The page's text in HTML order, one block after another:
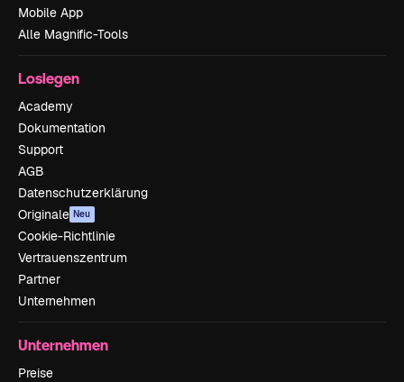
Mobile App
Alle Magnific-Tools
Loslegen
Academy
Dokumentation
Support
AGB
Datenschutzerklärung
Originale Neu
Cookie-Richtlinie
Vertrauenszentrum
Partner
Unternehmen
Unternehmen
Preise